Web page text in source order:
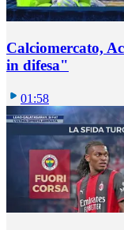
Calciomercato,
in difesa"
01:58